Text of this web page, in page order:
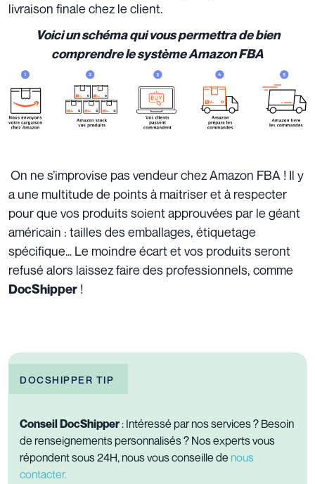
livraison finale chez le client.
Voici un schéma qui vous permettra de bien
comprendre le système Amazon FBA
On ne s’improvise pas vendeur chez Amazon FBA ! Il y
a une multitude de points à maitriser et à respecter
pour que vos produits soient approuvées par le géant
américain : tailles des emballages, étiquetage
spécifique… Le moindre écart et vos produits seront
refusé alors laissez faire des professionnels, comme
DocShipper !
DOCSHIPPER TIP
Conseil DocShipper : Intéressé par nos services ? Besoin
de renseignements personnalisés ? Nos experts vous
répondent sous 24H, nous vous conseille de nous
contacter.